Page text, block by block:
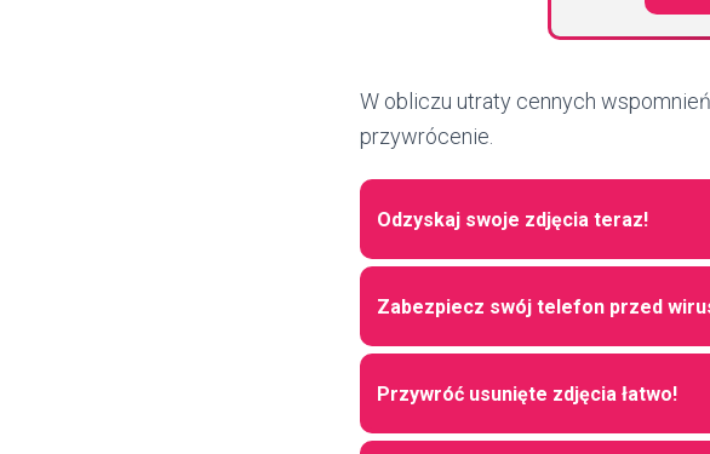
W obliczu utraty cennych
przywrócenie.
Odzyskaj swoje zdjęcia teraz!
Zabezpiecz swój telefon przed
Przywróć usunięte zdjęcia łatwo!